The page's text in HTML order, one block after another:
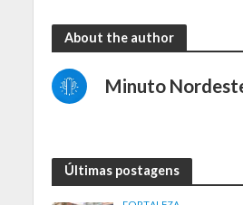
About the author
Minuto
Últimas postagens